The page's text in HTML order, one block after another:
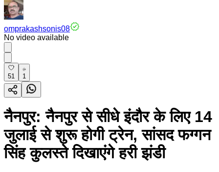
omprakashsonis08
No video available
51 1
नैनपुर: नैनपुर से सीधे इंदौर के लिए 14
जुलाई से शुरू होगी ट्रेन, सांसद फग्गन
सिंह कुलस्ते दिखाएंगे हरी झंडी